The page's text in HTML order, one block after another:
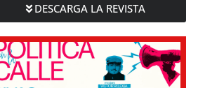
DESCARGA LA REVISTA